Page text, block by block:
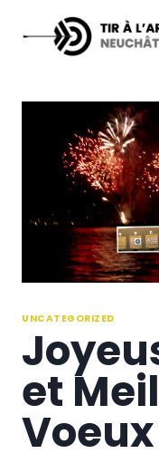
UNCATEGORIZED
et
Voeux